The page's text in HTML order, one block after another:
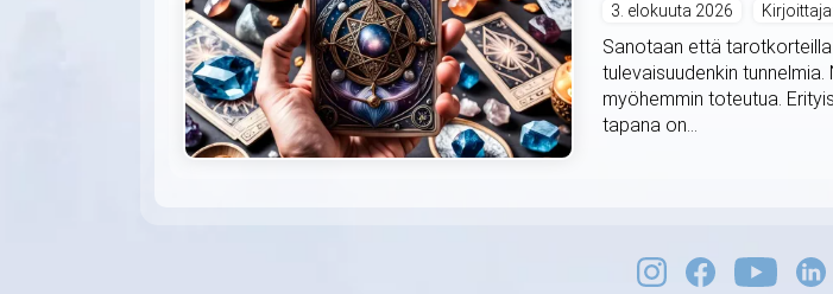
3. elokuuta 2026
Sanotaan että
tulevaisuudenkin
myöhemmin toteutua.
tapana on...